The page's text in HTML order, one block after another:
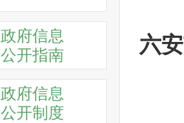
政府信息
公开指南
政府信息
公开制度
六